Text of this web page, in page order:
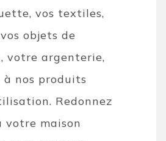
vos textiles,
objets de
votre argenterie,
nos produits
Redonnez
votre maison